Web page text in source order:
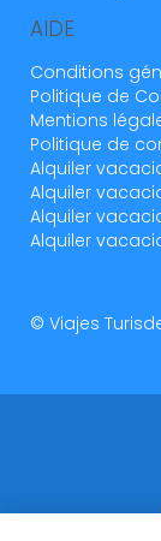
AIDE
Conditions
Politique de
Mentions
Politique de
Alquiler
Alquiler
Alquiler
Alquiler
© Viajes